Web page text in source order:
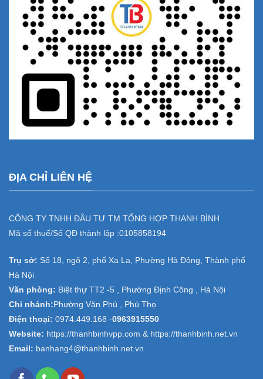
ĐỊA CHỈ LIÊN HỆ
CÔNG TY TNHH ĐẦU TƯ TM TỔNG HỢP THANH BÌNH
Mã số thuế/Số QĐ thành lập :0105858194
Trụ sở: Số 18, ngõ 2, phố Xa La, Phường Hà Đông, Thành phố
Hà Nội
Văn phòng: Biệt thự TT2 -5 , Phường Định Công , Hà Nội
Chi nhánh:Phường Văn Phú , Phú Thọ
Điện thoại: 0974.449.168 -0963915550
Website: https://thanhbinhvpp.com & https://thanhbinh.net.vn
Email: banhang4@thanhbinh.net.vn